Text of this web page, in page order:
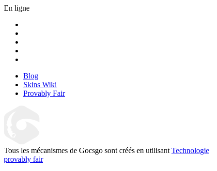
En ligne
Blog
Skins Wiki
Provably Fair
Tous les mécanismes de Gocsgo sont créés en utilisant Technologie
provably fair